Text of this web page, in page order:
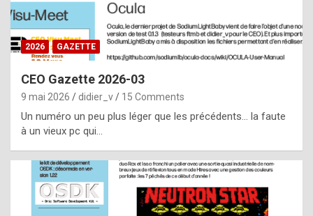
a
s
i
e
f
o
m
m
2026 GAZETTE
CEO Gazette 2026-03
9 mai 2026 didier_v 15 Comments
Un numéro un peu plus léger que les précédents… la faute
à un vieux pc qui…